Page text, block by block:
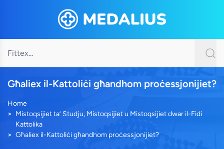
Għaliex il-Kattoliċi għandhom proċessjonijiet?
Home
Mistoqsijiet ta’ Studju, Mistoqsijiet u Mistoqsijiet dwar il-Fidi
Kattolika
Għaliex il-Kattoliċi għandhom proċessjonijiet?